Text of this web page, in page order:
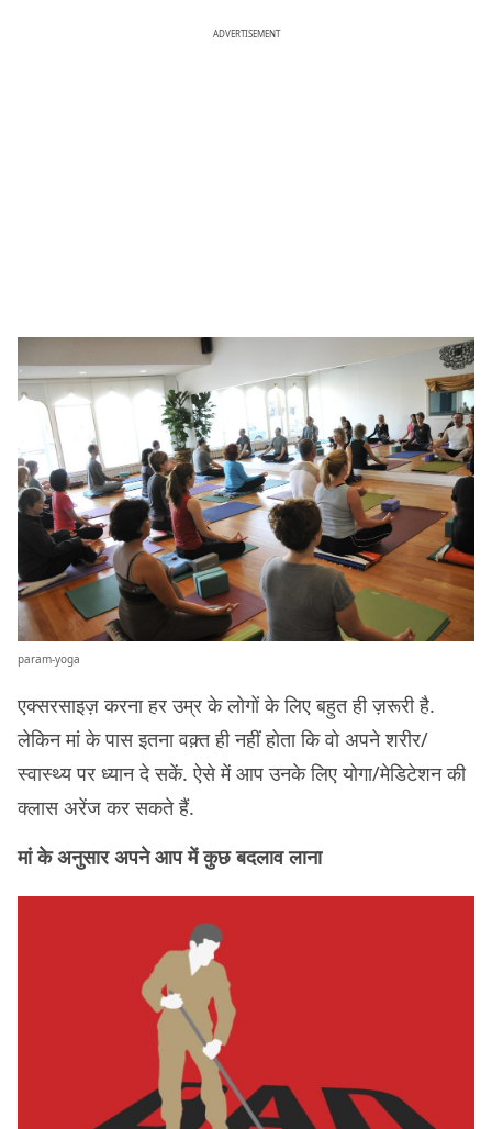
ADVERTISEMENT
param-yoga
एक्सरसाइज़ करना हर उम्र के लोगों के लिए बहुत ही ज़रूरी है.
लेकिन मां के पास इतना वक़्त ही नहीं होता कि वो अपने शरीर/
स्वास्थ्य पर ध्यान दे सकें. ऐसे में आप उनके लिए योगा/मेडिटेशन की
क्लास अरेंज कर सकते हैं.
मां के अनुसार अपने आप में कुछ बदलाव लाना